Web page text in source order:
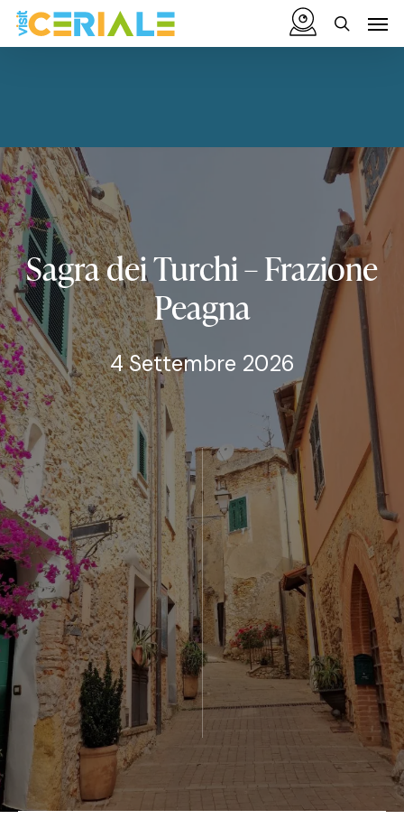
Vai
contenuto
SagradeiTurchi–Frazione
Peagna
4 Settembre 2026